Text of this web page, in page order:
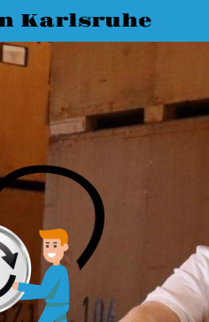
Karlsruhe